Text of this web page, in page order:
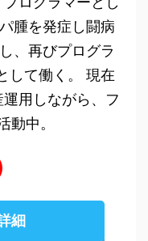
腫を発症し闘病
、再びプログラ
して働く。 現在
用しながら、フ
動中。
細